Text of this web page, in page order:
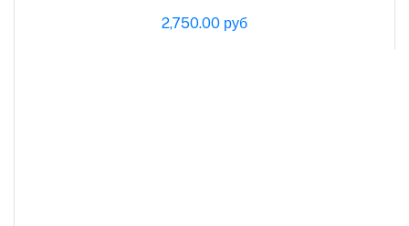
2,750.00 руб